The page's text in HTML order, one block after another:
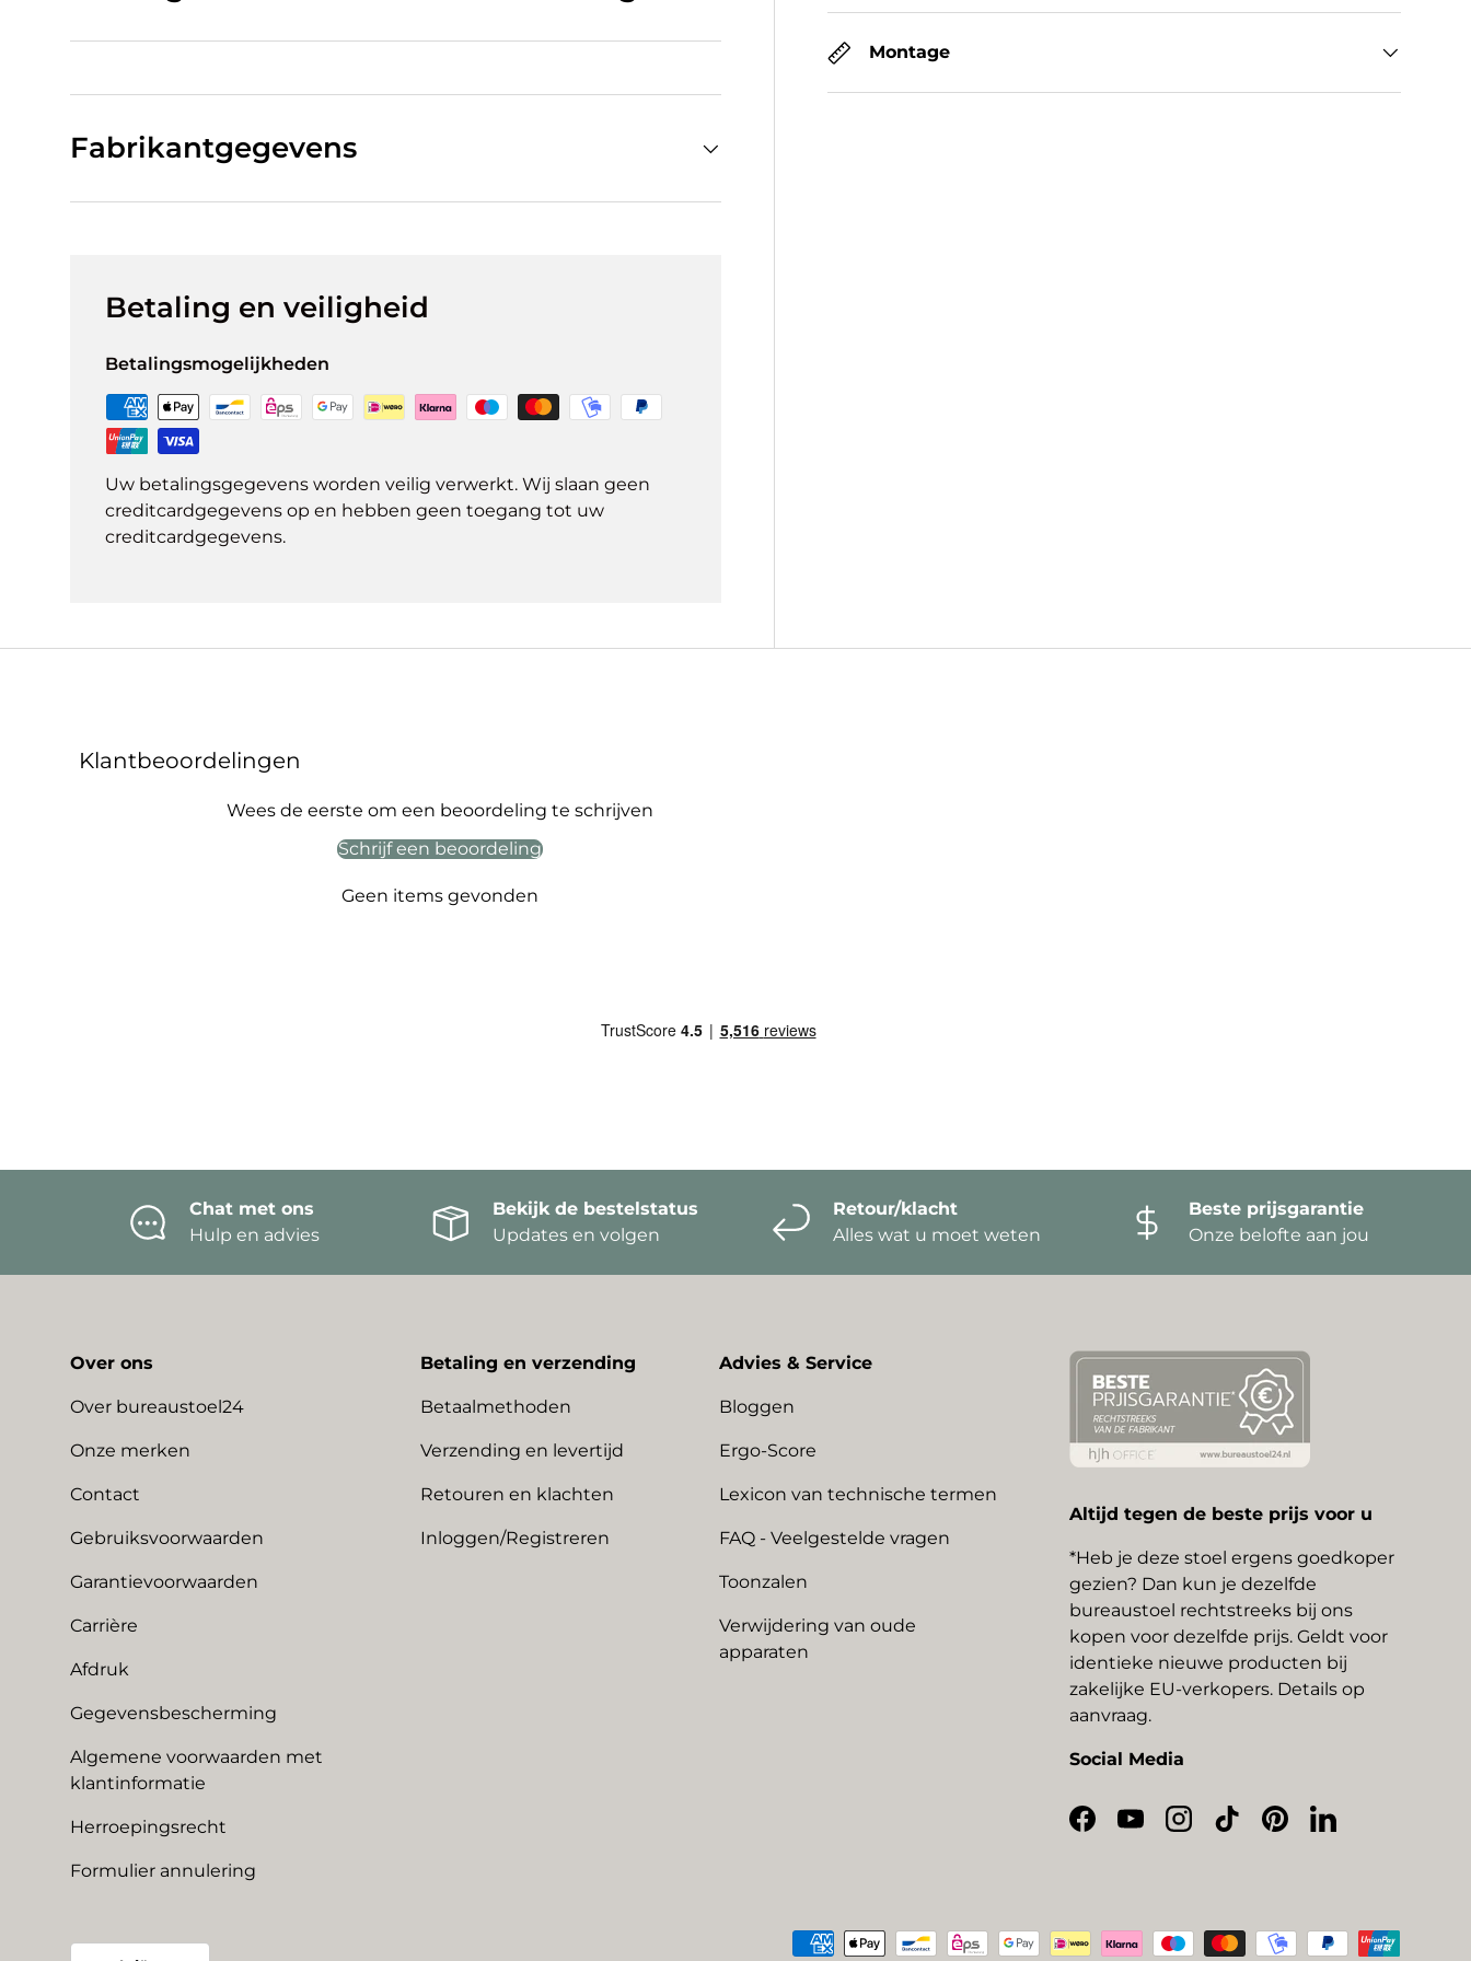
Montage
Fabrikantgegevens
Betaling en veiligheid
Betalingsmogelijkheden
Uw betalingsgegevens worden veilig verwerkt. Wij slaan geen
creditcardgegevens op en hebben geen toegang tot uw
creditcardgegevens.
Klantbeoordelingen
Wees de eerste om een beoordeling te schrijven
Schrijf een beoordeling
Geen items gevonden
Chat met ons
Hulp en advies
Bekijk de bestelstatus
Updates en volgen
Retour/klacht
Alles wat u moet weten
Beste prijsgarantie
Onze belofte aan jou
Over ons
Over bureaustoel24
Onze merken
Contact
Gebruiksvoorwaarden
Garantievoorwaarden
Carrière
Afdruk
Gegevensbescherming
Algemene voorwaarden met
klantinformatie
Herroepingsrecht
Formulier annulering
Betaling en verzending
Betaalmethoden
Verzending en levertijd
Retouren en klachten
Inloggen/Registreren
Advies & Service
Bloggen
Ergo-Score
Lexicon van technische termen
FAQ - Veelgestelde vragen
Toonzalen
Verwijdering van oude
apparaten
Altijd tegen de beste prijs voor u
*Heb je deze stoel ergens goedkoper
gezien? Dan kun je dezelfde
bureaustoel rechtstreeks bij ons
kopen voor dezelfde prijs. Geldt voor
identieke nieuwe producten bij
zakelijke EU-verkopers. Details op
aanvraag.
Social Media
Facebook
YouTubeInstagram
TikTokPinterestLinkedIn
Geaccepteerde betaalmethoden